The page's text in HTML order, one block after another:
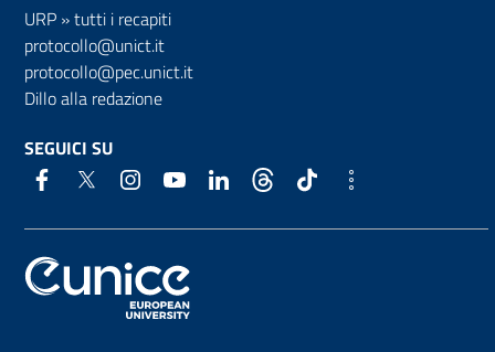
URP »tutti i recapiti
protocollo@unict.it
protocollo@pec.unict.it
Dillo alla redazione
SEGUICI SU